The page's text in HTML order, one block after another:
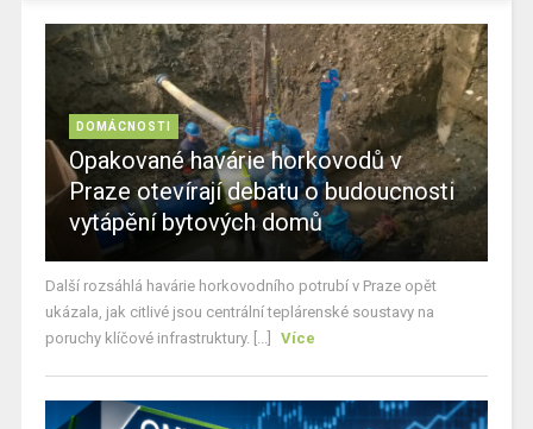
DOMÁCNOSTI
Opakované havárie horkovodů v
Praze otevírají debatu o budoucnosti
vytápění bytových domů
Další rozsáhlá havárie horkovodního potrubí v Praze opět
ukázala, jak citlivé jsou centrální teplárenské soustavy na
poruchy klíčové infrastruktury. [...]
Více